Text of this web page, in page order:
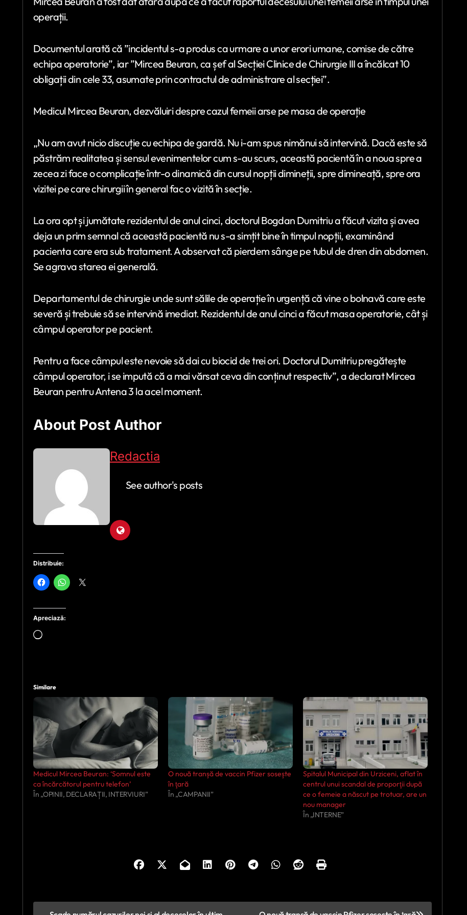
operații.
Documentul arată că ”incidentul s-a produs ca urmare a unor erori umane, comise de către
echipa operatorie”, iar ”Mircea Beuran, ca șef al Secției Clinice de Chirurgie III a încălcat 10
obligații din cele 33, asumate prin contractul de administrare al secției”.
Medicul Mircea Beuran, dezvăluiri despre cazul femeii arse pe masa de operație
„Nu am avut nicio discuție cu echipa de gardă. Nu i-am spus nimănui să intervină. Dacă este să
păstrăm realitatea și sensul evenimentelor cum s-au scurs, această pacientă în a noua spre a
zecea zi face o complicație într-o dinamică din cursul nopții dimineții, spre dimineață, spre ora
vizitei pe care chirurgii în general fac o vizită în secție.
La ora opt și jumătate rezidentul de anul cinci, doctorul Bogdan Dumitriu a făcut vizita și avea
deja un prim semnal că această pacientă nu s-a simțit bine în timpul nopții, examinând
pacienta care era sub tratament. A observat că pierdem sânge pe tubul de dren din abdomen.
Se agrava starea ei generală.
Departamentul de chirurgie unde sunt sălile de operație în urgență că vine o bolnavă care este
severă și trebuie să se intervină imediat. Rezidentul de anul cinci a făcut masa operatorie, cât și
câmpul operator pe pacient.
Pentru a face câmpul este nevoie să dai cu biocid de trei ori. Doctorul Dumitriu pregătește
câmpul operator, i se impută că a mai vărsat ceva din conținut respectiv”, a declarat Mircea
Beuran pentru Antena 3 la acel moment.
About Post Author
Redactia
See author's posts
Distribuie:
Apreciază:
Încarc...
Similare
Medicul Mircea Beuran: ‘Somnul este
ca încărcătorul pentru telefon’
În „OPINII, DECLARAȚII, INTERVIURI”
O nouă tranșă de vaccin Pfizer sosește
în ţară
În „CAMPANII”
Spitalul Municipal din Urziceni, aflat în
centrul unui scandal de proporţii după
ce o femeie a născut pe trotuar, are un
nou manager
În „INTERNE”